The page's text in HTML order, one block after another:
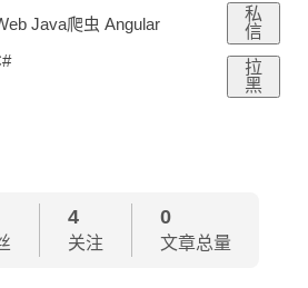
Java爬虫 Angular
私
信
拉
黑
4
关注
0
文章总量